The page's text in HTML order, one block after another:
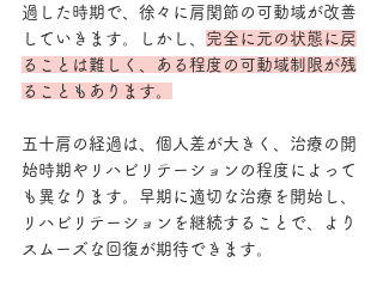
過した時期で、徐々に肩関節の可動域が改善
していきます。しかし、 完全に元の状態に戻
ることは難しく、ある程度の可動域制限が残
ることもあります。
五十肩の経過は、個人差が大きく、治療の開
始時期やリハビリテーションの程度によって
も異なります。早期に適切な治療を開始し、
リハビリテーションを継続することで、より
スムーズな回復が期待できます。